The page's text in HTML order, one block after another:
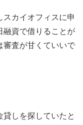
スカイオフィスに申
融資で借りることが
審査が甘くていいで
貸しを探していたと